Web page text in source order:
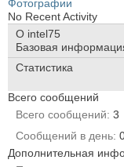
Фотографии
No Recent Activity
О intel75
Базовая
Статистика
Всего сообщений
Всего сообщений 3
Сообщений в день
Дополнительная